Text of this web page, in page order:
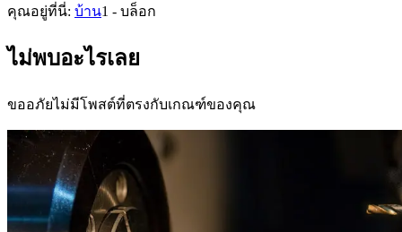
คุณอยู่ที่นี่: บ้าน1 - บล็อก
ไม่พบอะไรเลย
ขออภัยไม่มีโพสต์ที่ตรงกับเกณฑ์ของคุณ